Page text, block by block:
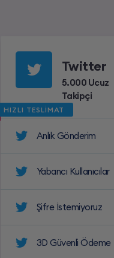
Twitter
5.000 Ucuz
Takipçi
HIZLI TESLİMAT
Anlık Gönderim
Yabancı Kullanıcılar
Şifre İstemiyoruz
3D Güvenli Ödeme